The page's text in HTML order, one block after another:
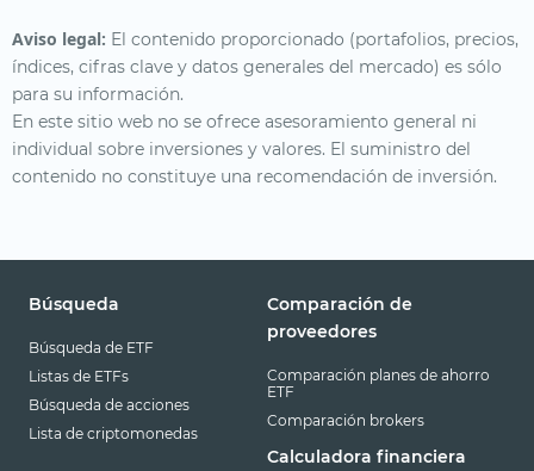
Aviso legal: El contenido proporcionado (portafolios, precios,
índices, cifras clave y datos generales del mercado) es sólo
para su información.
En este sitio web no se ofrece asesoramiento general ni
individual sobre inversiones y valores. El suministro del
contenido no constituye una recomendación de inversión.
Búsqueda
Búsqueda de ETF
Listas de ETFs
Búsqueda de acciones
Lista de criptomonedas
Comparación de
proveedores
Comparación planes de ahorro
ETF
Comparación brokers
Calculadora financiera